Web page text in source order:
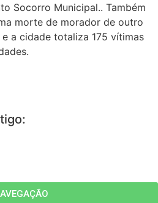
Socorro Municipal.. Também
morte de morador de outro
a cidade totaliza 175 vítimas